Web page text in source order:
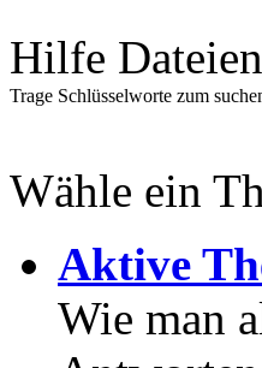
Hilfe Dateien
Trage Schlüsselworte zum
Wähle ein
Aktive
Wie man